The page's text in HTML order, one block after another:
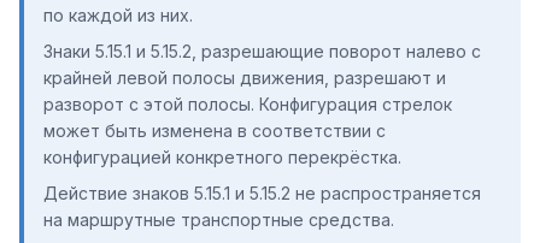
по каждой из них.
Знаки 5.15.1 и 5.15.2, разрешающие поворот налево с
крайней левой полосы движения, разрешают и
разворот с этой полосы. Конфигурация стрелок
может быть изменена в соответствии с
конфигурацией конкретного перекрёстка.
Действие знаков 5.15.1 и 5.15.2 не распространяется
на маршрутные транспортные средства.